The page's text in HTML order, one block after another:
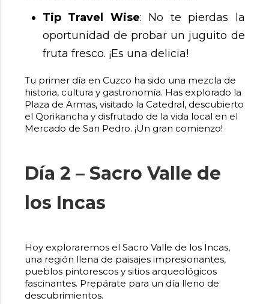
Tip Travel Wise: No te pierdas la
oportunidad de probar un juguito de
fruta fresco. ¡Es una delicia!
Tu primer día en Cuzco ha sido una mezcla de
historia, cultura y gastronomía. Has explorado la
Plaza de Armas, visitado la Catedral, descubierto
el Qorikancha y disfrutado de la vida local en el
Mercado de San Pedro. ¡Un gran comienzo!
Día 2 – Sacro Valle de
los Incas
Hoy exploraremos el Sacro Valle de los Incas,
una región llena de paisajes impresionantes,
pueblos pintorescos y sitios arqueológicos
fascinantes. Prepárate para un día lleno de
descubrimientos.